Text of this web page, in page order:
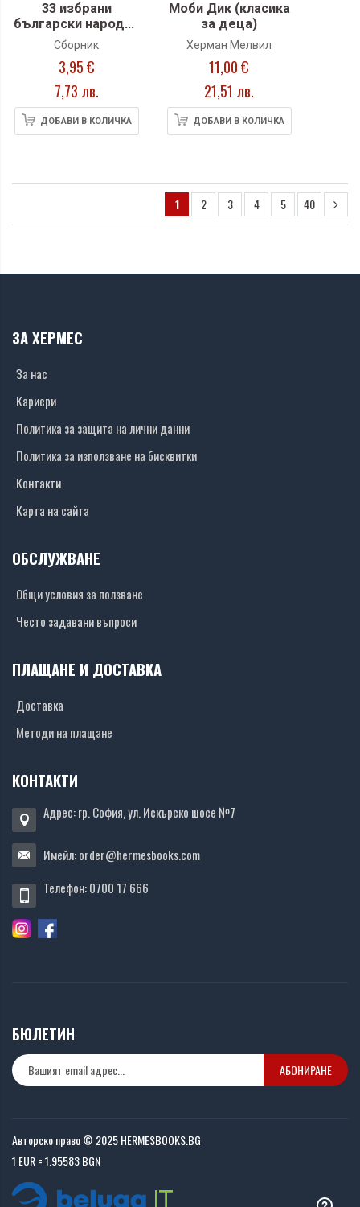
33 избрани
български народни
приказки
Сборник
3,95 €
7,73 лв.
ДОБАВИ В КОЛИЧКА
Моби Дик (класика
за деца)
Херман Мелвил
11,00 €
21,51 лв.
ДОБАВИ В КОЛИЧКА
1 2 3 4 5 40
ЗА ХЕРМЕС
За нас
Кариери
Политика за защита на лични данни
Политика за използване на бисквитки
Контакти
Карта на сайта
ОБСЛУЖВАНЕ
Общи условия за ползване
Често задавани въпроси
ПЛАЩАНЕ И ДОСТАВКА
Доставка
Методи на плащане
КОНТАКТИ
Адрес: гр. София, ул. Искърско шосе №7
Имейл:order@hermesbooks.com
Телефон:0700 17 666
БЮЛЕТИН
АБОНИРАНЕ
Авторско право © 2025 HERMESBOOKS.BG
1 EUR = 1.95583 BGN